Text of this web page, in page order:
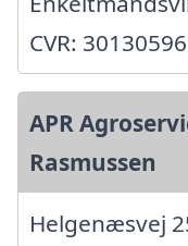
CVR: 30130596
APR
Rasmussen
Helgenæsvej